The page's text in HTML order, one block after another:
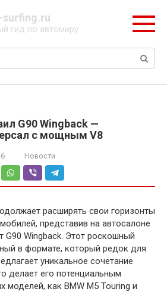
surfing.ru
гид по автомиру
G90 Wingback —
с мощным V8
Новости
расширять свои горизонты
представив на автосалоне
Wingback. Этот роскошный
в формате, который редок для
уникальное сочетание
делает его потенциальным
моделей, как BMW M5 Touring и